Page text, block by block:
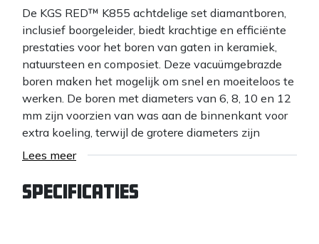
De KGS RED™ K855 achtdelige set diamantboren,
inclusief boorgeleider, biedt krachtige en efficiënte
prestaties voor het boren van gaten in keramiek,
natuursteen en composiet. Deze vacuümgebrazde
boren maken het mogelijk om snel en moeiteloos te
werken. De boren met diameters van 6, 8, 10 en 12
mm zijn voorzien van was aan de binnenkant voor
extra koeling, terwijl de grotere diameters zijn
voorzien van koelgaten.
zeven diamantboren met de volgende diameters: 6,
Lees meer
Specificaties